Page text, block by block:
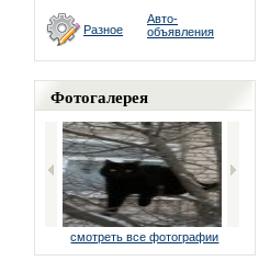
Разное
Авто-
объявления
Фотогалерея
смотреть все фотографии